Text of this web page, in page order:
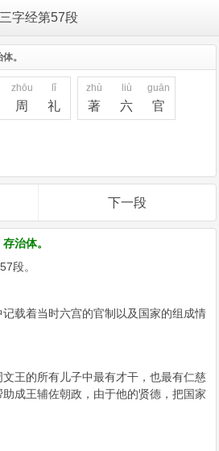
三字经第57段
。
zhōu
周
lǐ
礼
zhù
著
liù
六
guān
官
下一段
治体。
段。
载着当时六宫的官制以及国家的组成情
王的所有儿子中最有才干，也最有仁慈
成王辅佐朝政，由于他的贤德，把国家